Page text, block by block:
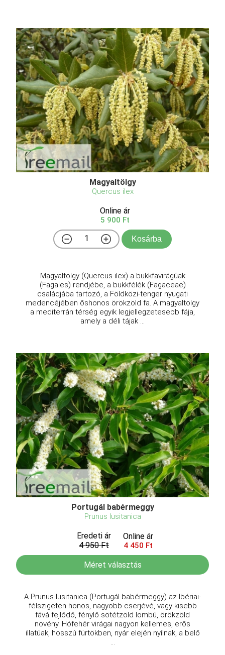
Magyaltölgy
Quercus ilex
Online ár
5 900 Ft
Kosárba
Magyaltölgy (Quercus ilex) a bükkfavirágúak
(Fagales) rendjébe, a bükkfélék (Fagaceae)
családjába tartozó, a Földközi-tenger nyugati
medencéjében őshonos örökzöld fa. A magyaltölgy
a mediterrán térség egyik legjellegzetesebb fája,
amely a déli tájak ...
Portugál babérmeggy
Prunus lusitanica
Eredeti ár
4 950 Ft
Online ár
4 450 Ft
Méret választás
A Prunus lusitanica (Portugál babérmeggy) az Ibériai-
félszigeten honos, nagyobb cserjévé, vagy kisebb
fává fejlődő, fénylő sötétzöld lombú, örökzöld
növény. Hófehér virágai nagyon kellemes, erős
illatúak, hosszú fürtökben, nyár elején nyílnak, a belő
...